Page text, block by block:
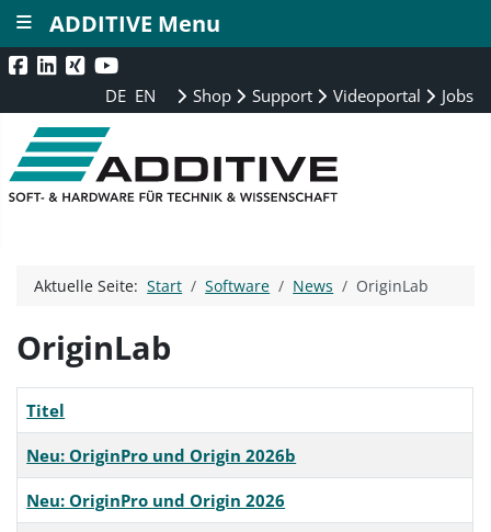
DE EN Shop Support Videoportal Jobs
Aktuelle Seite:Start Software News OriginLab
OriginLab
Titel
Neu: OriginPro und Origin 2026b
Neu: OriginPro und Origin 2026
ADDITIVE Menu
≡